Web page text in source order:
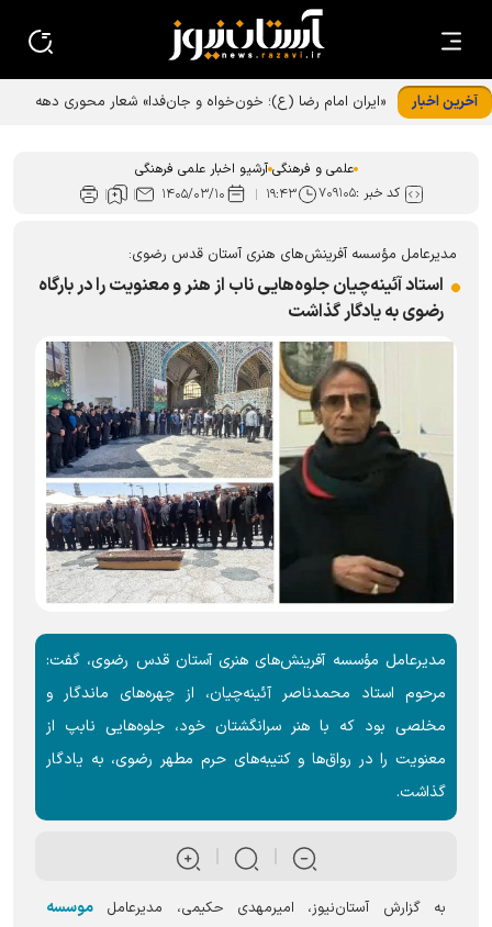
آخرین اخبار
«ایران امام رضا (ع)؛ خون‌خواه و جان‌فدا» شعار محوری دهه
علمی و فرهنگی آرشیو اخبار علمی فرهنگی
کد خبر :۷۰۹۱۰۵ ۱۹:۴۳ ۱۴۰۵/۰۳/۱۰
مدیرعامل مؤسسه آفرینش‌های هنری آستان قدس رضوی:
استاد آئینه‌چیان جلوه‌هایی ناب از هنر و معنویت را در بارگاه
رضوی به یادگار گذاشت
مدیرعامل مؤسسه آفرینش‌های هنری آستان قدس رضوی، گفت:
مرحوم استاد محمدناصر آئینه‌چیان، از چهره‌های ماندگار و
مخلصی بود که با هنر سرانگشتان خود، جلوه‌هایی نابپ از
معنویت را در رواق‌ها و کتیبه‌های حرم مطهر رضوی، به یادگار
گذاشت.
به گزارش آستان‌نیوز، امیرمهدی حکیمی، مدیرعامل موسسه